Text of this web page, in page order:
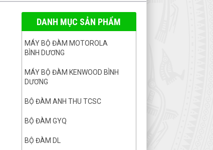
DANH MỤC SẢN PHẨM
MÁY BỘ ĐÀM MOTOROLA
BÌNH DƯƠNG
MÁY BỘ ĐÀM KENWOOD BÌNH
DƯƠNG
BỘ ĐÀM ANH THU TCSC
BỘ ĐÀM GYQ
BỘ ĐÀM DL